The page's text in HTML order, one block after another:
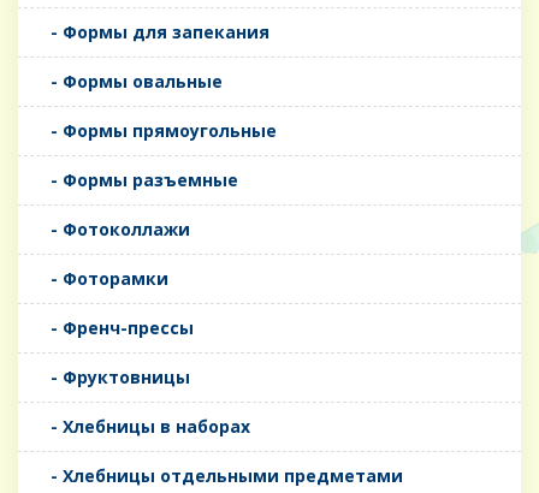
- Формы для запекания
- Формы овальные
- Формы прямоугольные
- Формы разъемные
- Фотоколлажи
- Фоторамки
- Френч-прессы
- Фруктовницы
- Хлебницы в наборах
- Хлебницы отдельными предметами